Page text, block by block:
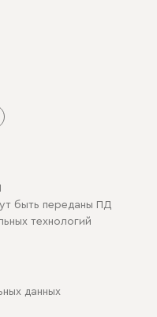
быть переданы ПД
технологий
данных